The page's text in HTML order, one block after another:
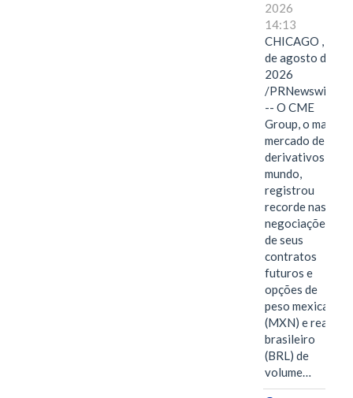
2026
14:13
CHICAGO , 6
de agosto de
2026
/PRNewswire/
-- O CME
Group, o maior
mercado de
derivativos do
mundo,
registrou
recorde nas
negociações
de seus
contratos
futuros e
opções de
peso mexicano
(MXN) e real
brasileiro
(BRL) de
volume…